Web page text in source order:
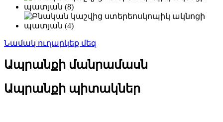
Նամակ ուղարկեք մեզ
Ապրանքի մանրամասն
Ապրանքի պիտակներ